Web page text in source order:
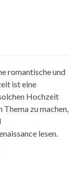
romantische und
ist eine
Hochzeit
Thema zu machen,
lesen.